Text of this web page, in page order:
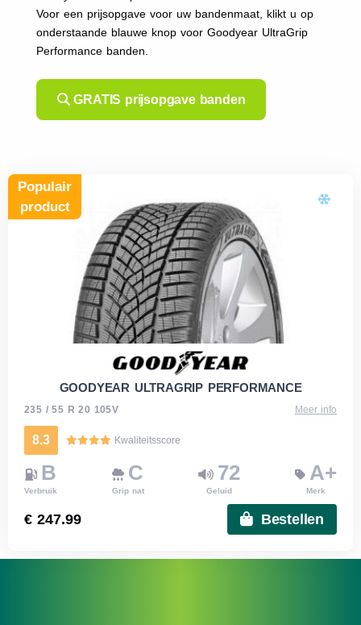
Voor een prijsopgave voor uw bandenmaat, klikt u op
onderstaande blauwe knop voor Goodyear UltraGrip
Performance banden.
GRATIS prijsopgave banden
Populair
product
GOODYEAR ULTRAGRIP PERFORMANCE
235 / 55 R 20 105V Meer info
8.3 Kwaliteitsscore
B
Verbruik
C
Grip nat
72
Geluid
A+
Merk
€ 247.99 Bestellen